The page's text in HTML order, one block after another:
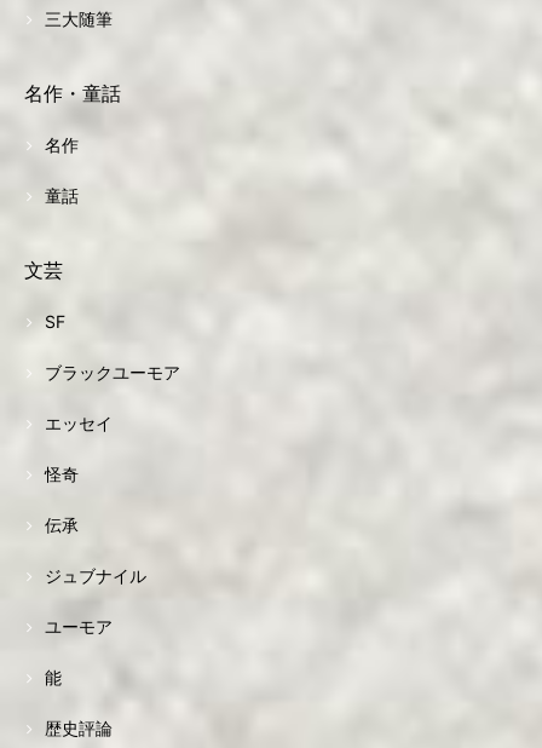
三大随筆
名作・童話
名作
童話
文芸
SF
ブラックユーモア
エッセイ
怪奇
伝承
ジュブナイル
ユーモア
能
歴史評論